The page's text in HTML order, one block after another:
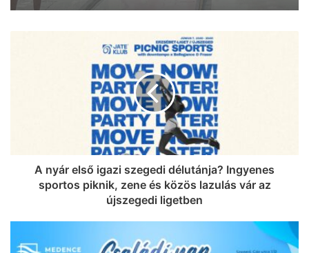
Újabb tahó parkolás: megint
akadályozták a tram-train-t
A nyár első igazi szegedi délutánja? Ingyenes
sportos piknik, zene és közös lazulás vár az
újszegedi ligetben